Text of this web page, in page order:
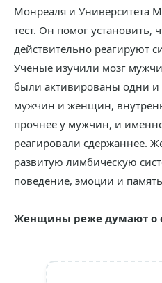
Монреаля и Университета
тест. Он помог
действительно реагируют
Ученые изучили мозг
были активированы одни и
мужчин и женщин,
прочнее у мужчин, и
реагировали сдержаннее.
развитую лимбическую
поведение, эмоции и
Женщины реже думают о